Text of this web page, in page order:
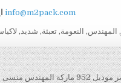
info@m2pack.com
, المهندس, النعومة,تعبئة, شديد,
منسى →